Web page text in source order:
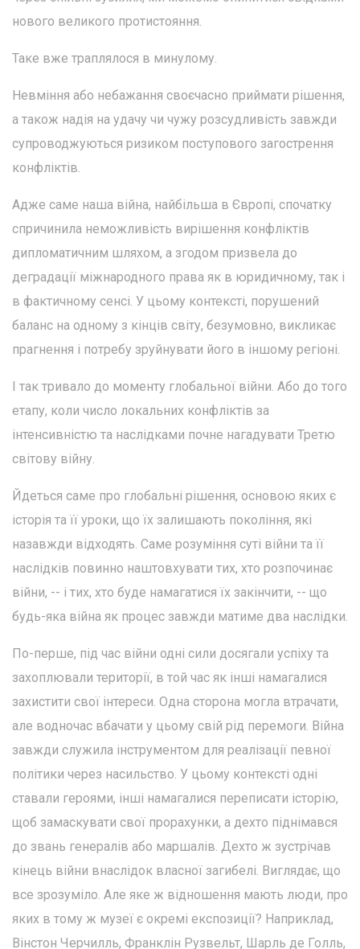
нового великого протистояння.
Таке вже траплялося в минулому.
Невміння або небажання своєчасно приймати рішення,
а також надія на удачу чи чужу розсудливість завжди
супроводжуються ризиком поступового загострення
конфліктів.
Адже саме наша війна, найбільша в Європі, спочатку
спричинила неможливість вирішення конфліктів
дипломатичним шляхом, а згодом призвела до
деградації міжнародного права як в юридичному, так і
в фактичному сенсі. У цьому контексті, порушений
баланс на одному з кінців світу, безумовно, викликає
прагнення і потребу зруйнувати його в іншому регіоні.
І так тривало до моменту глобальної війни. Або до того
етапу, коли число локальних конфліктів за
інтенсивністю та наслідками почне нагадувати Третю
світову війну.
Йдеться саме про глобальні рішення, основою яких є
історія та її уроки, що їх залишають покоління, які
назавжди відходять. Саме розуміння суті війни та її
наслідків повинно наштовхувати тих, хто розпочинає
війни, -- і тих, хто буде намагатися їх закінчити, -- що
будь-яка війна як процес завжди матиме два наслідки.
По-перше, під час війни одні сили досягали успіху та
захоплювали території, в той час як інші намагалися
захистити свої інтереси. Одна сторона могла втрачати,
але водночас вбачати у цьому свій рід перемоги. Війна
завжди служила інструментом для реалізації певної
політики через насильство. У цьому контексті одні
ставали героями, інші намагалися переписати історію,
щоб замаскувати свої прорахунки, а дехто піднімався
до звань генералів або маршалів. Дехто ж зустрічав
кінець війни внаслідок власної загибелі. Виглядає, що
все зрозуміло. Але яке ж відношення мають люди, про
яких в тому ж музеї є окремі експозиції? Наприклад,
Вінстон Черчилль, Франклін Рузвельт, Шарль де Голль,